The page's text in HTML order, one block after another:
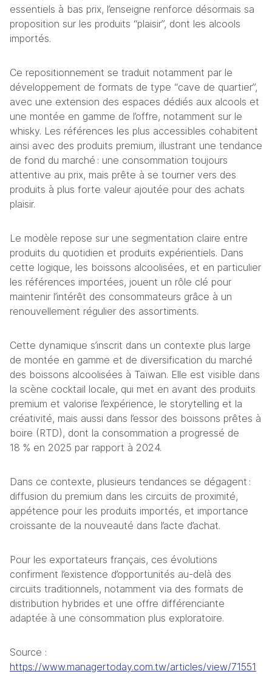
essentiels à bas prix, l’enseigne renforce désormais sa
proposition sur les produits “plaisir”, dont les alcools
importés.
Ce repositionnement se traduit notamment par le
développement de formats de type “cave de quartier”,
avec une extension des espaces dédiés aux alcools et
une montée en gamme de l’offre, notamment sur le
whisky. Les références les plus accessibles cohabitent
ainsi avec des produits premium, illustrant une tendance
de fond du marché : une consommation toujours
attentive au prix, mais prête à se tourner vers des
produits à plus forte valeur ajoutée pour des achats
plaisir.
Le modèle repose sur une segmentation claire entre
produits du quotidien et produits expérientiels. Dans
cette logique, les boissons alcoolisées, et en particulier
les références importées, jouent un rôle clé pour
maintenir l’intérêt des consommateurs grâce à un
renouvellement régulier des assortiments.
Cette dynamique s’inscrit dans un contexte plus large
de montée en gamme et de diversification du marché
des boissons alcoolisées à Taïwan. Elle est visible dans
la scène cocktail locale, qui met en avant des produits
premium et valorise l’expérience, le storytelling et la
créativité, mais aussi dans l’essor des boissons prêtes à
boire (RTD), dont la consommation a progressé de
18 % en 2025 par rapport à 2024.
Dans ce contexte, plusieurs tendances se dégagent :
diffusion du premium dans les circuits de proximité,
appétence pour les produits importés, et importance
croissante de la nouveauté dans l’acte d’achat.
Pour les exportateurs français, ces évolutions
confirment l’existence d’opportunités au-delà des
circuits traditionnels, notamment via des formats de
distribution hybrides et une offre différenciante
adaptée à une consommation plus exploratoire.
https://www.managertoday.com.tw/articles/view/71551